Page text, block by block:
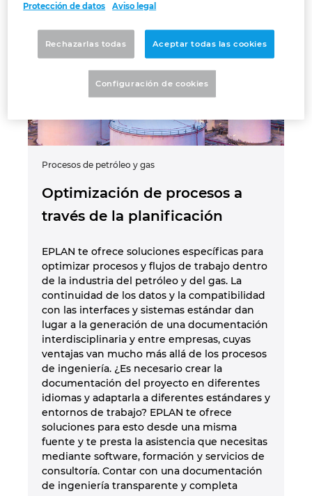
cambios en la carga de trabajo.
Procesos de petróleo y gas
Optimización de procesos a
través de la planificación
EPLAN te ofrece soluciones específicas para
optimizar procesos y flujos de trabajo dentro
de la industria del petróleo y del gas. La
continuidad de los datos y la compatibilidad
con las interfaces y sistemas estándar dan
lugar a la generación de una documentación
interdisciplinaria y entre empresas, cuyas
ventajas van mucho más allá de los procesos
de ingeniería. ¿Es necesario crear la
documentación del proyecto en diferentes
idiomas y adaptarla a diferentes estándares y
entornos de trabajo? EPLAN te ofrece
soluciones para esto desde una misma
fuente y te presta la asistencia que necesitas
mediante software, formación y servicios de
consultoría. Contar con una documentación
de ingeniería transparente y completa
Poland
Portugal
Slovakia
Slovenia
South Africa
South Korea
Spain
Sweden
Switzerland
Thailand
Turkey
Protección de datos
Aviso legal
Rechazarlas todas Aceptar todas las cookies
Configuración de cookies